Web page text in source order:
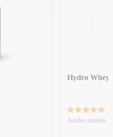
Hydro Whey
Acides aminés